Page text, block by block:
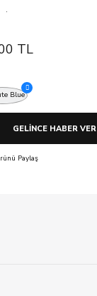
.
TL
GELİNCE HABER VER
Paylaş